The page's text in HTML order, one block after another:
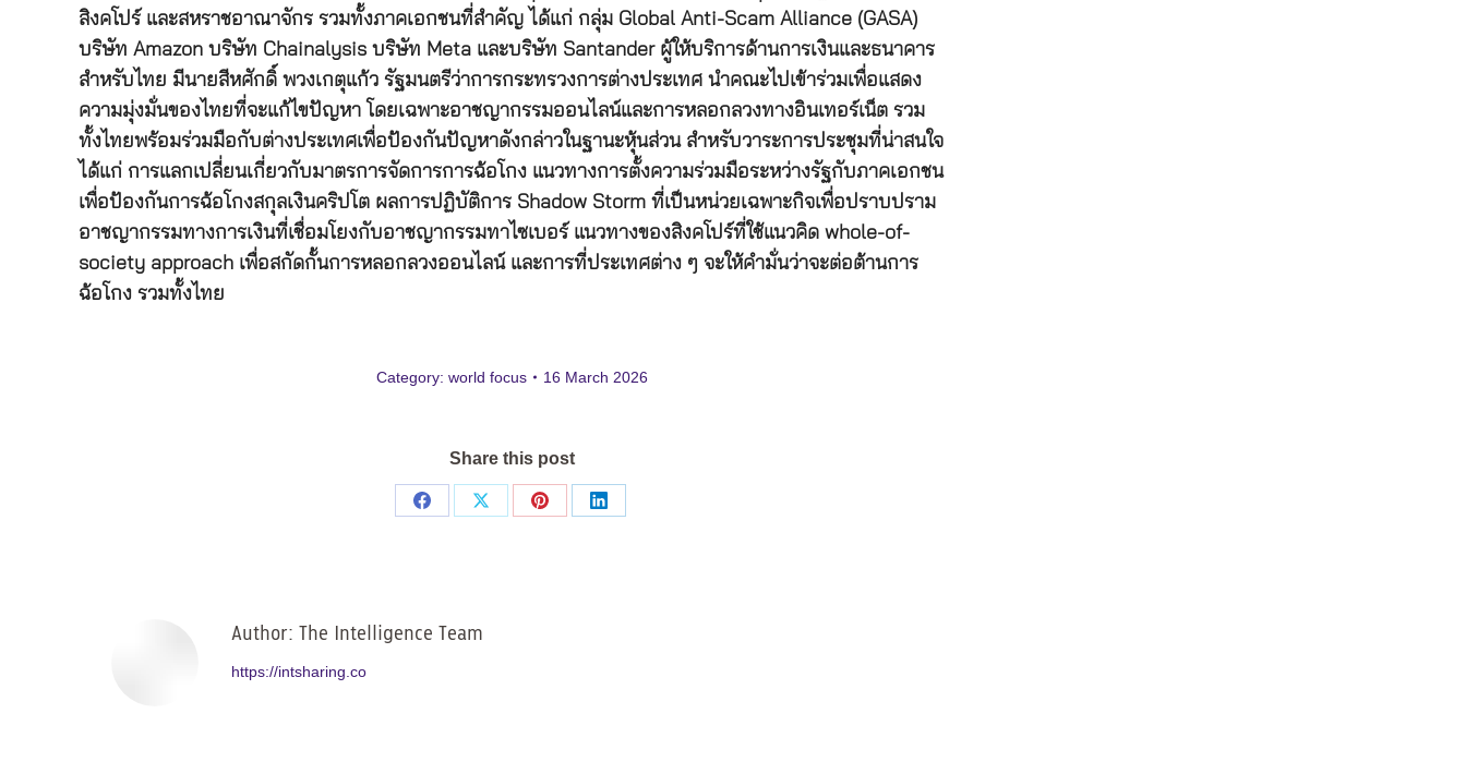
สิงคโปร์ และสหราชอาณาจักร รวมทั้งภาคเอกชนที่สำคัญ ได้แก่ กลุ่ม Global Anti-Scam Alliance (GASA)
บริษัท Amazon บริษัท Chainalysis บริษัท Meta และบริษัท Santander ผู้ให้บริการด้านการเงินและธนาคาร
สำหรับไทย มีนายสีหศักดิ์ พวงเกตุแก้ว รัฐมนตรีว่าการกระทรวงการต่างประเทศ นำคณะไปเข้าร่วมเพื่อแสดง
ความมุ่งมั่นของไทยที่จะแก้ไขปัญหา โดยเฉพาะอาชญากรรมออนไลน์และการหลอกลวงทางอินเทอร์เน็ต รวม
ทั้งไทยพร้อมร่วมมือกับต่างประเทศเพื่อป้องกันปัญหาดังกล่าวในฐานะหุ้นส่วน สำหรับวาระการประชุมที่น่าสนใจ
ได้แก่ การแลกเปลี่ยนเกี่ยวกับมาตรการจัดการการฉ้อโกง แนวทางการตั้งความร่วมมือระหว่างรัฐกับภาคเอกชน
เพื่อป้องกันการฉ้อโกงสกุลเงินคริปโต ผลการปฏิบัติการ Shadow Storm ที่เป็นหน่วยเฉพาะกิจเพื่อปราบปราม
อาชญากรรมทางการเงินที่เชื่อมโยงกับอาชญากรรมทาไซเบอร์ แนวทางของสิงคโปร์ที่ใช้แนวคิด whole-of-
society approach เพื่อสกัดกั้นการหลอกลวงออนไลน์ และการที่ประเทศต่าง ๆ จะให้คำมั่นว่าจะต่อต้านการ
ฉ้อโกง รวมทั้งไทย
Category: world focus 16 March 2026
Share this post
Share
Share
Share
Share
Author: The Intelligence Team
https://intsharing.co